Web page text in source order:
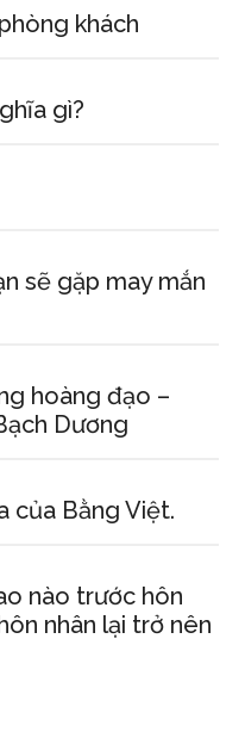
khách
gì?
sẽ gặp may mắn
hoàng đạo –
Dương
của Bằng Việt.
nào trước hôn
nhân lại trở nên